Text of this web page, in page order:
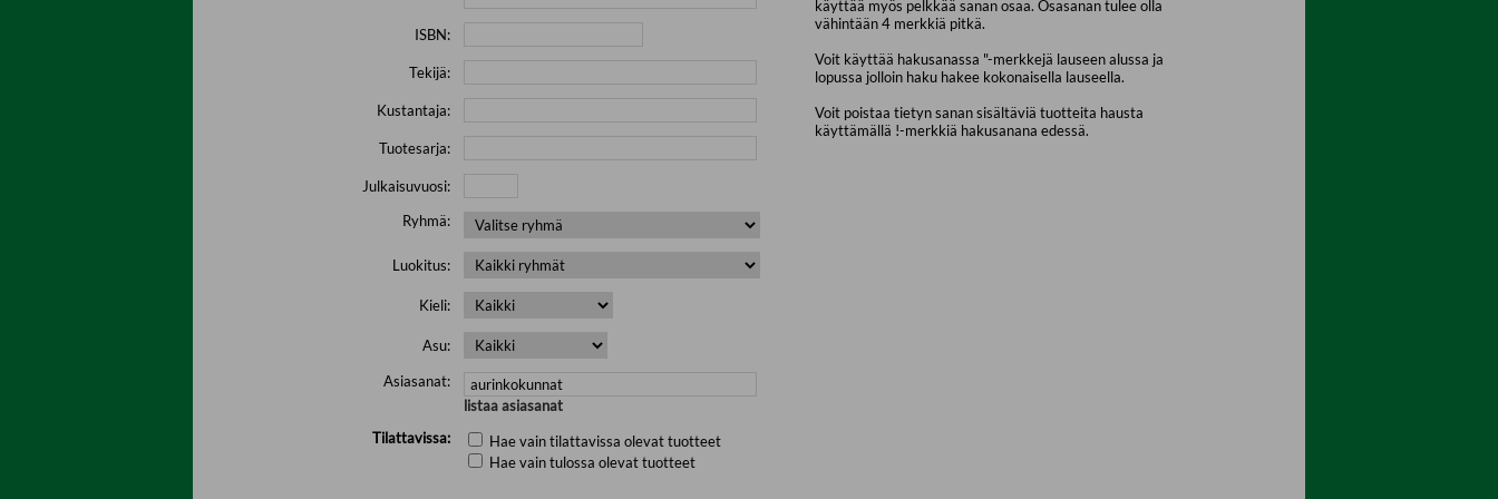
ISBN:
Tekijä:
Kustantaja:
Tuotesarja:
Julkaisuvuosi:
Ryhmä:
Luokitus:
Kieli:
Asu:
Asiasanat:
listaa asiasanat
Tilattavissa:
Hae vain tilattavissa olevat tuotteet
Hae vain tulossa olevat tuotteet
käyttää myös pelkkää sanan osaa. Osasanan tulee olla
vähintään 4 merkkiä pitkä.
Voit käyttää hakusanassa "-merkkejä lauseen alussa ja
lopussa jolloin haku hakee kokonaisella lauseella.
Voit poistaa tietyn sanan sisältäviä tuotteita hausta
käyttämällä !-merkkiä hakusanana edessä.